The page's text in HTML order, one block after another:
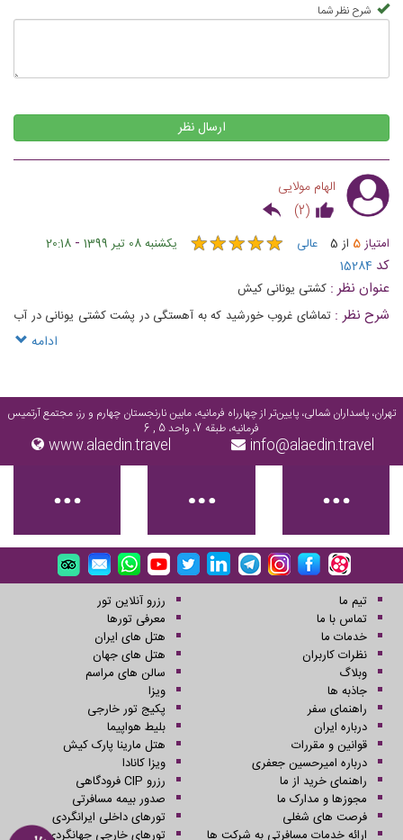
شرح نظر شما
ارسال نظر
الهام مولایی
(
2
)
امتیاز5 از 5 عالی ★★★★★
★★★★★ یکشنبه 08 تیر 1399 -
20:18
کد 15284
عنوان نظر : کشتی یونانی کیش
شرح نظر : تماشای غروب خورشید که به آهستگی در پشت کشتی یونانی در آب
های نیلگون خلیج فارس پنهان می‌شود، تا در صبحی دیگر از نو طلوع کند را از
ادامه
تهران، پاسداران شمالی، پایین‌تر از چهارراه فرمانیه، مابین نارنجستان چهارم و رز، مجتمع آرتمیس
فرمانیه، طبقه 7، واحد 5 , 6
info@alaedin.travel
www.alaedin.travel
تیم ما
تماس با ما
خدمات ما
نظرات کاربران
وبلاگ
جاذبه ها
راهنمای سفر
درباره ایران
قوانین و مقررات
درباره امیرحسین جعفری
راهنمای خرید از ما
مجوزها و مدارک ما
فرصت های شغلی
ارائه خدمات مسافرتی به شرکت ها
رزرو آنلاین تور
معرفی تورها
هتل های ایران
هتل های جهان
سالن های مراسم
ویزا
پکیج تور خارجی
بلیط هواپیما
هتل مارینا پارک کیش
ویزا کانادا
رزرو CIP فرودگاهی
صدور بیمه مسافرتی
تورهای داخلی ایرانگردی
تورهای خارجی جهانگردی